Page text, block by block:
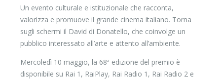
Un evento culturale e istituzionale che racconta,
valorizza e promuove il grande cinema italiano. Torna
sugli schermi il David di Donatello, che coinvolge un
pubblico interessato all’arte e attento all’ambiente.
Mercoledì 10 maggio, la 68ª edizione del premio è
disponibile su Rai 1, RaiPlay, Rai Radio 1, Rai Radio 2 e